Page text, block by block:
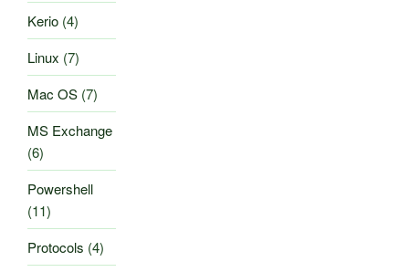
Kerio (4)
Linux (7)
Mac OS (7)
MS Exchange
(6)
Powershell
(11)
Protocols (4)